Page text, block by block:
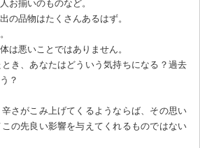
お揃いのものなど。
の品物はたくさんあるはず。
は悪いことではありません。
き、あなたはどういう気持ちになる？過去
？
さがこみ上げてくるようならば、その思い
の先良い影響を与えてくれるものではない